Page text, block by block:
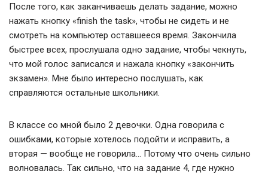
После того, как заканчиваешь делать задание, можно
нажать кнопку «finish the task», чтобы не сидеть и не
смотреть на компьютер оставшееся время. Закончила
быстрее всех, прослушала одно задание, чтобы чекнуть,
что мой голос записался и нажала кнопку «закончить
экзамен». Мне было интересно послушать, как
справляются остальные школьники.
В классе со мной было 2 девочки. Одна говорила с
ошибками, которые хотелось подойти и исправить, а
вторая — вообще не говорила… Потому что очень сильно
волновалась. Так сильно, что на задание 4, где нужно